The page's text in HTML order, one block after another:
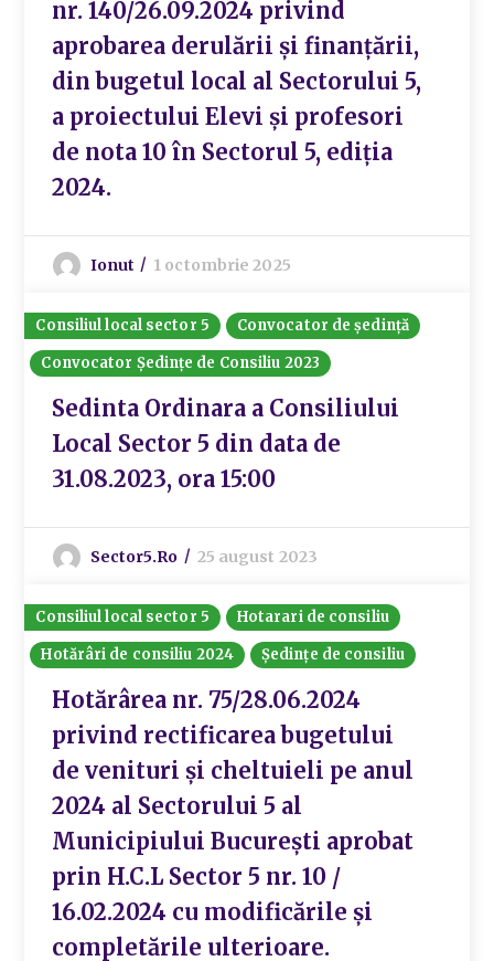
nr. 140/26.09.2024 privind
aprobarea derulării și finanțării,
din bugetul local al Sectorului 5,
a proiectului Elevi și profesori
de nota 10 în Sectorul 5, ediția
2024.
Ionut 1 octombrie 2025
Consiliul local sector 5
Convocator de ședință
Convocator Ședințe de Consiliu 2023
Sedinta Ordinara a Consiliului
Local Sector 5 din data de
31.08.2023, ora 15:00
Sector5.ro 25 august 2023
Consiliul local sector 5
Hotarari de consiliu
Hotărâri de consiliu 2024
Ședințe de consiliu
Hotărârea nr. 75/28.06.2024
privind rectificarea bugetului
de venituri și cheltuieli pe anul
2024 al Sectorului 5 al
Municipiului București aprobat
prin H.C.L Sector 5 nr. 10 /
16.02.2024 cu modificările și
completările ulterioare.